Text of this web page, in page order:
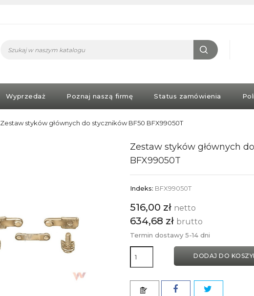
Wyprzedaż Poznaj naszą firmę Status zamówienia
Zestaw styków głównych do styczników BF50 BFX99050T
Zestaw styków głównych
BFX99050T
Indeks: BFX99050T
516,00 zł netto
634,68 zł brutto
Termin dostawy 5-14 dni
DODAJ DO